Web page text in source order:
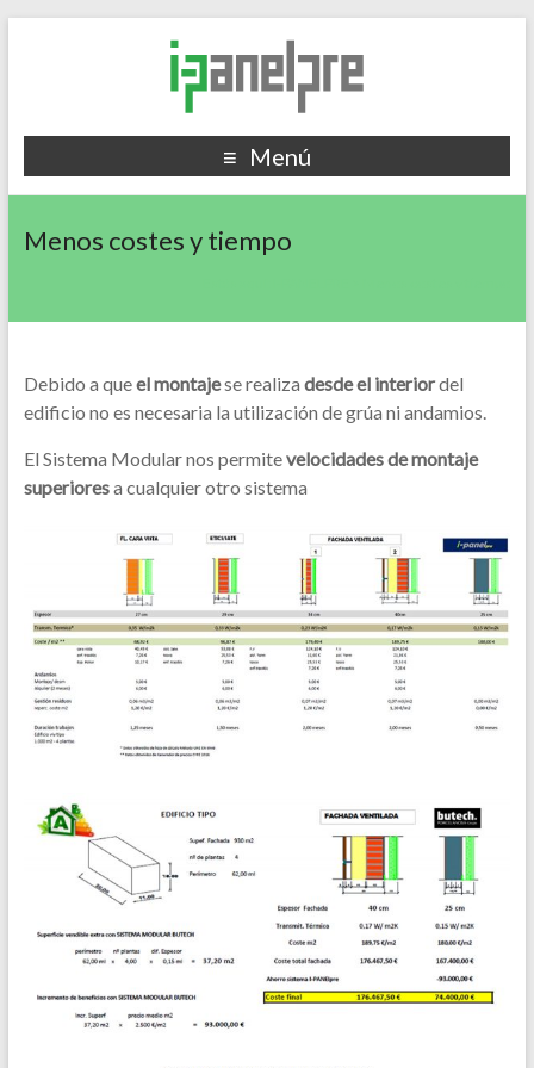
Menú
Menos costes y tiempo
Debido a queel montajese realiza desde el interiordel
edificio no es necesaria la utilización de grúa ni andamios.
El Sistema Modular nos permitevelocidades de montaje
superioresa cualquier otro sistema